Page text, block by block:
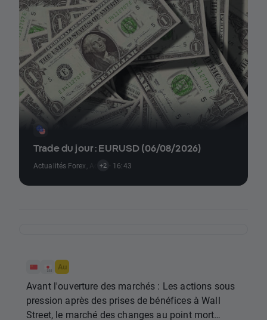
Trade du jour : EURUSD (06/08/2026)
Actualités Forex Actualités Matières Premières
+2 · 16:43
Avant l'ouverture des marchés : Les actions sous
pression après des prises de bénéfices à Wall
Street, le marché des changes au point mort